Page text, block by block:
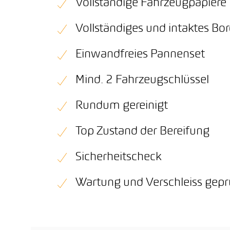
Vollständige Fahrzeugpapiere
Vollständiges und intaktes
Einwandfreies Pannenset
Mind. 2 Fahrzeugschlüssel
Rundum gereinigt
Top Zustand der Bereifung
Sicherheitscheck
Wartung und Verschleiss